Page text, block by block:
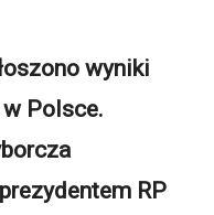
wyniki
Polsce.
RP